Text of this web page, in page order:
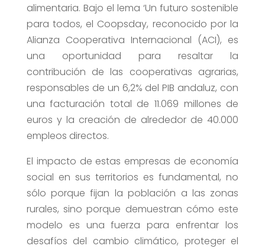
alimentaria. Bajo el lema ‘Un futuro sostenible
para todos, el Coopsday, reconocido por la
Alianza Cooperativa Internacional (ACI), es
una oportunidad para resaltar la
contribución de las cooperativas agrarias,
responsables de un 6,2% del PIB andaluz, con
una facturación total de 11.069 millones de
euros y la creación de alrededor de 40.000
empleos directos.
El impacto de estas empresas de economía
social en sus territorios es fundamental, no
sólo porque fijan la población a las zonas
rurales, sino porque demuestran cómo este
modelo es una fuerza para enfrentar los
desafíos del cambio climático, proteger el